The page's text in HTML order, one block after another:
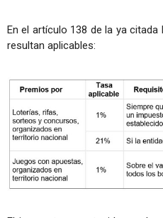
En el artículo 138 de la ya
resultan aplicables: